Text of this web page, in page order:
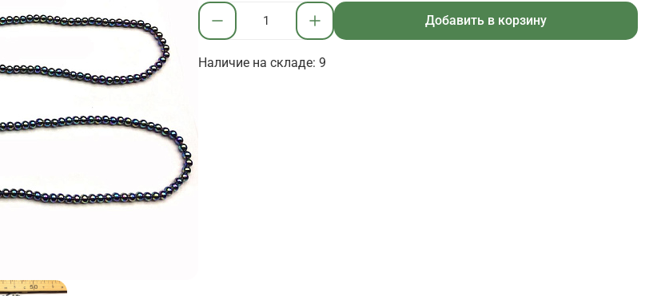
Добавить в корзину
Наличие на складе: 9